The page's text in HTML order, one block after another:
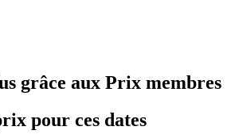
grâce aux Prix membres
pour ces dates